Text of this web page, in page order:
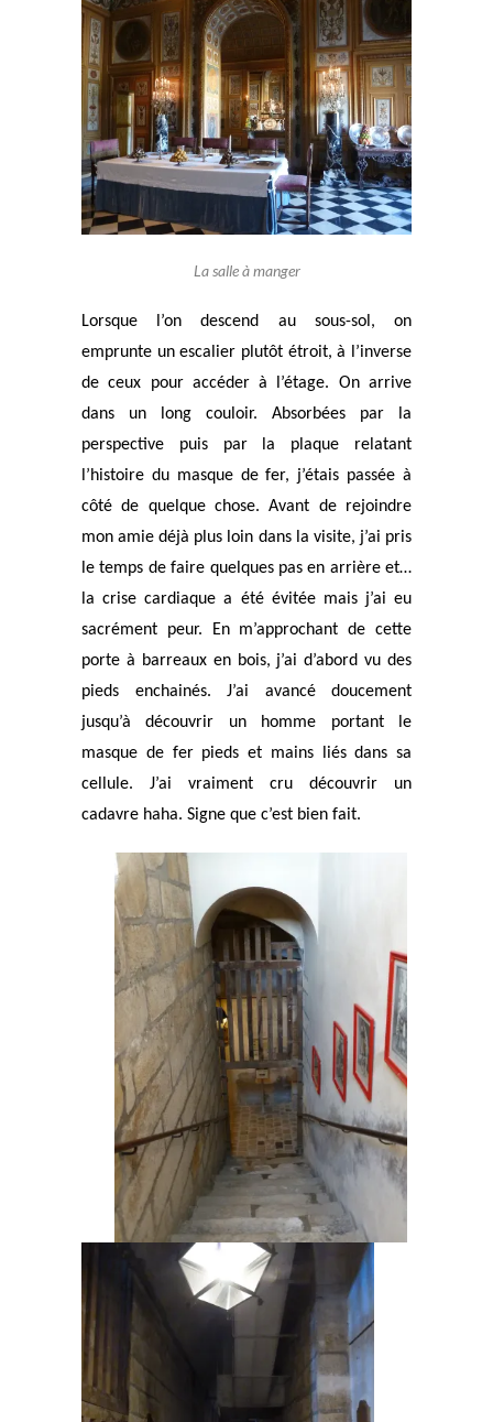
La salle à manger
Lorsque l’on descend au sous-sol, on
emprunte un escalier plutôt étroit, à l’inverse
de ceux pour accéder à l’étage. On arrive
dans un long couloir. Absorbées par la
perspective puis par la plaque relatant
l’histoire du masque de fer, j’étais passée à
côté de quelque chose. Avant de rejoindre
mon amie déjà plus loin dans la visite, j’ai pris
le temps de faire quelques pas en arrière et…
la crise cardiaque a été évitée mais j’ai eu
sacrément peur. En m’approchant de cette
porte à barreaux en bois, j’ai d’abord vu des
pieds enchainés. J’ai avancé doucement
jusqu’à découvrir un homme portant le
masque de fer pieds et mains liés dans sa
cellule. J’ai vraiment cru découvrir un
cadavre haha. Signe que c’est bien fait.